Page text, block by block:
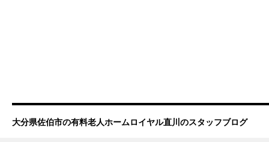
大分県佐伯市の有料老人ホームロイヤル直川のスタッフブログ